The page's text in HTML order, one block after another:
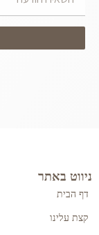
ניווט באתר
דף הבית
קצת עלינו